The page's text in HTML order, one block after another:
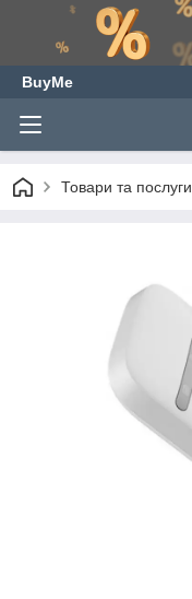
BuyMe
Товари та послуги